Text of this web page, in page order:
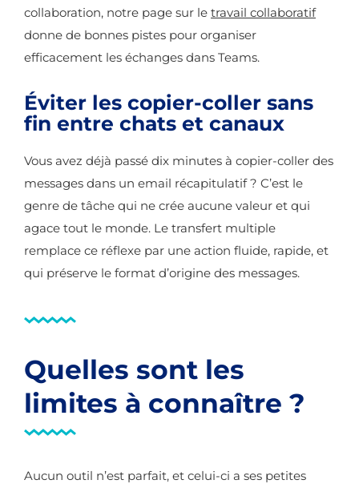
collaboration, notre page sur le travail collaboratif
donne de bonnes pistes pour organiser
efficacement les échanges dans Teams.
Éviter les copier-coller sans
fin entre chats et canaux
Vous avez déjà passé dix minutes à copier-coller des
messages dans un email récapitulatif ? C’est le
genre de tâche qui ne crée aucune valeur et qui
agace tout le monde. Le transfert multiple
remplace ce réflexe par une action fluide, rapide, et
qui préserve le format d’origine des messages.
Quelles sont les
limites à connaître ?
Aucun outil n’est parfait, et celui-ci a ses petites